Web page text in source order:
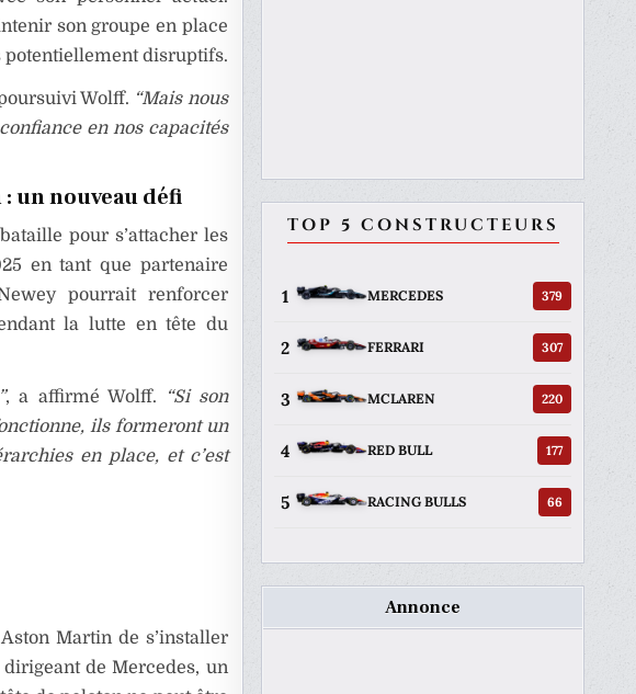
son groupe en place
potentiellement disruptifs.
Wolff. “Mais nous
en nos capacités
: un nouveau défi
pour s’attacher les
en tant que partenaire
pourrait renforcer
la lutte en tête du
, a affirmé Wolff.
“Si son
ils formeront un
en place, et c’est
Martin de s’installer
de Mercedes, un
TOP 5 CONSTRUCTEURS
1 MERCEDES 379
2 FERRARI 307
3 MCLAREN 220
4 RED BULL 177
5 RACING BULLS 66
Annonce